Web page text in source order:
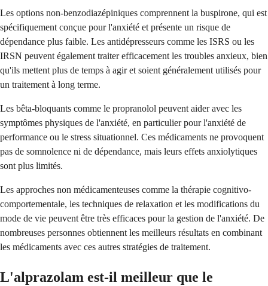
Les options non-benzodiazépiniques comprennent la buspirone, qui est
spécifiquement conçue pour l'anxiété et présente un risque de
dépendance plus faible. Les antidépresseurs comme les ISRS ou les
IRSN peuvent également traiter efficacement les troubles anxieux, bien
qu'ils mettent plus de temps à agir et soient généralement utilisés pour
un traitement à long terme.
Les bêta-bloquants comme le propranolol peuvent aider avec les
symptômes physiques de l'anxiété, en particulier pour l'anxiété de
performance ou le stress situationnel. Ces médicaments ne provoquent
pas de somnolence ni de dépendance, mais leurs effets anxiolytiques
sont plus limités.
Les approches non médicamenteuses comme la thérapie cognitivo-
comportementale, les techniques de relaxation et les modifications du
mode de vie peuvent être très efficaces pour la gestion de l'anxiété. De
nombreuses personnes obtiennent les meilleurs résultats en combinant
les médicaments avec ces autres stratégies de traitement.
L'alprazolam est-il meilleur que le